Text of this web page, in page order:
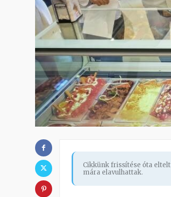
Cikkünk frissítése óta eltelt
mára elavulhattak.